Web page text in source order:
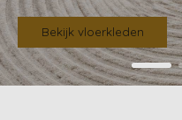
Bekijk vloerkleden